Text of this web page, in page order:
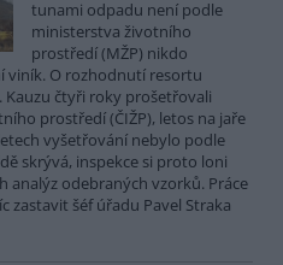
tunami odpadu není podle
ministerstva životního
prostředí (MŽP) nikdo
viník. O rozhodnutí resortu
Kauzu čtyři roky prošetřovali
prostředí (ČIŽP), letos na jaře
vyšetřování nebylo podle
skrývá, inspekce si proto loni
analýz odebraných vzorků. Práce
zastavit šéf úřadu Pavel Straka